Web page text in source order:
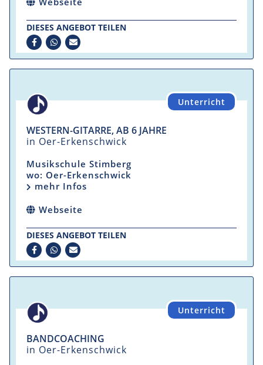
DIESES ANGEBOT TEILEN
Unterricht
WESTERN-GITARRE, AB 6 JAHRE
in Oer-Erkenschwick
Musikschule Stimberg
wo: Oer-Erkenschwick
mehr Infos
Webseite
DIESES ANGEBOT TEILEN
Unterricht
BANDCOACHING
in Oer-Erkenschwick